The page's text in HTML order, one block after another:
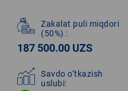
Zakalat puli miqdori
(50%) :
187 500.00 UZS
Savdo o‘tkazish
uslubi: